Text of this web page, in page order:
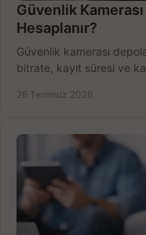
Güvenlik
Hesaplanır?
Güvenlik kamerası
bitrate, kayıt süresi ve
26 Temmuz 2026